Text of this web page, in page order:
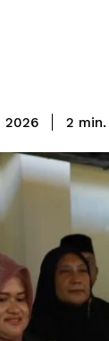
2026 2 min.